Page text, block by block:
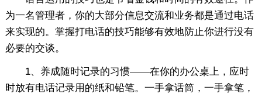
为一名管理者，你的大部分信息交流和业务都是通过电话
来实现的。掌握打电话的技巧能够有效地防止你进行没有
必要的交谈。
1、养成随时记录的习惯——在你的办公桌上，应时
时放有电话记录用的纸和铅笔。一手拿话筒，一手拿笔，